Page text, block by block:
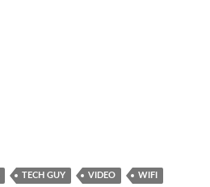
TECH GUY VIDEO WIFI